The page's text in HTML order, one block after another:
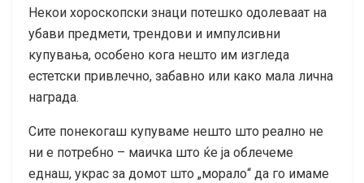
Некои хороскопски знаци потешко одолеваат на
убави предмети, трендови и импулсивни
купувања, особено кога нешто им изгледа
естетски привлечно, забавно или како мала лична
награда.
Сите понекогаш купуваме нешто што реално не
ни е потребно – маичка што ќе ја облечеме
еднаш, украс за домот што „морало“ да го имаме